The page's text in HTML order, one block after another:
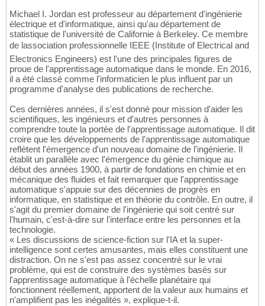
Michael I. Jordan est professeur au département d'ingénierie
électrique et d'informatique, ainsi qu'au département de
statistique de l'université de Californie à Berkeley. Ce membre
de lassociation professionnelle IEEE (Institute of Electrical and
Electronics Engineers) est l'une des principales figures de
proue de l'apprentissage automatique dans le monde. En 2016,
il a été classé comme l'informaticien le plus influent par un
programme d'analyse des publications de recherche.
Ces dernières années, il s'est donné pour mission d'aider les
scientifiques, les ingénieurs et d'autres personnes à
comprendre toute la portée de l'apprentissage automatique. Il dit
croire que les développements de l'apprentissage automatique
reflètent l'émergence d'un nouveau domaine de l'ingénierie. Il
établit un parallèle avec l'émergence du génie chimique au
début des années 1900, à partir de fondations en chimie et en
mécanique des fluides et fait remarquer que l'apprentissage
automatique s'appuie sur des décennies de progrès en
informatique, en statistique et en théorie du contrôle. En outre, il
s'agit du premier domaine de l'ingénierie qui soit centré sur
l'humain, c'est-à-dire sur l'interface entre les personnes et la
technologie.
« Les discussions de science-fiction sur l'IA et la super-
intelligence sont certes amusantes, mais elles constituent une
distraction. On ne s'est pas assez concentré sur le vrai
problème, qui est de construire des systèmes basés sur
l'apprentissage automatique à l'échelle planétaire qui
fonctionnent réellement, apportent de la valeur aux humains et
n'amplifient pas les inégalités », explique-t-il.